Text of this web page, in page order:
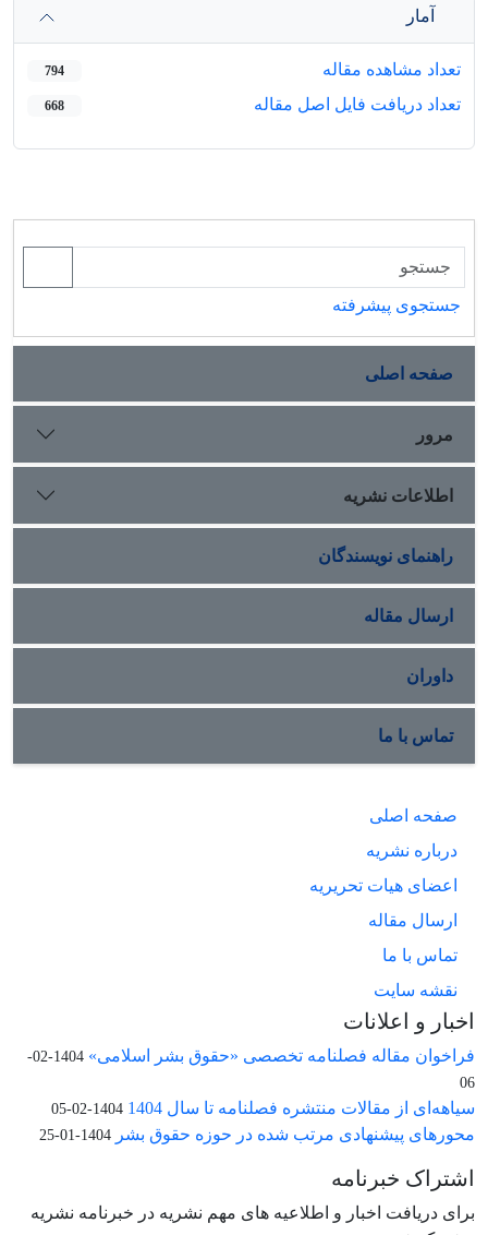
آمار
تعداد مشاهده مقاله 794
تعداد دریافت فایل اصل مقاله 668
جستجوی پیشرفته
صفحه اصلی
مرور
اطلاعات نشریه
راهنمای نویسندگان
ارسال مقاله
داوران
تماس با ما
صفحه اصلی
درباره نشریه
اعضای هیات تحریریه
ارسال مقاله
تماس با ما
نقشه سایت
اخبار و اعلانات
فراخوان مقاله فصلنامه تخصصی «حقوق بشر اسلامی»
1404-02-
06
سیاهه‌ای از مقالات منتشره فصلنامه تا سال 1404 1404-02-05
محورهای پیشنهادی مرتب شده در حوزه حقوق بشر 1404-01-25
اشتراک خبرنامه
برای دریافت اخبار و اطلاعیه های مهم نشریه در خبرنامه نشریه